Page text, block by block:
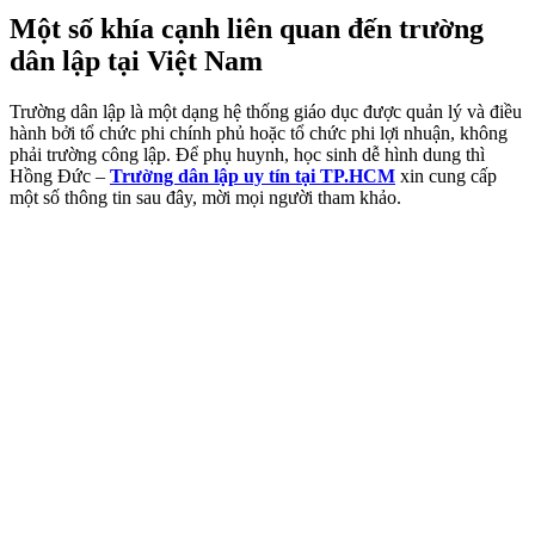
Một số khía cạnh liên quan đến trường
dân lập tại Việt Nam
Trường dân lập là một dạng hệ thống giáo dục được quản lý và điều
hành bởi tổ chức phi chính phủ hoặc tổ chức phi lợi nhuận, không
phải trường công lập. Để phụ huynh, học sinh dễ hình dung thì
Hồng Đức – Trường dân lập uy tín tại TP.HCM xin cung cấp
một số thông tin sau đây, mời mọi người tham khảo.